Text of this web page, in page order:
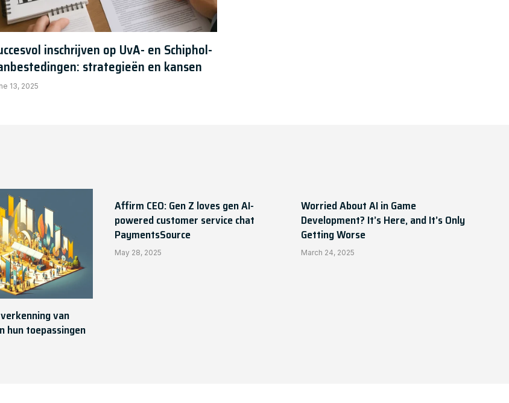
inschrijven op UvA- en Schiphol-
strategieën en kansen
13, 2025
van
hun toepassingen
Affirm CEO: Gen Z loves gen AI-
powered customer service chat
PaymentsSource
May 28, 2025
Worried About AI in Game
Development? It’s Here, and It’s Only
Getting Worse
March 24, 2025